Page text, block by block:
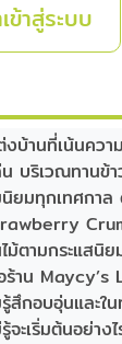
าสู่ระบบ
นที่เน้นควา
บริเวณทาน
ยมทุกเทศก
มกระแสนิย
ร้าน
สึกอบอุ่นแล
ะเริ่มต้นอย่า